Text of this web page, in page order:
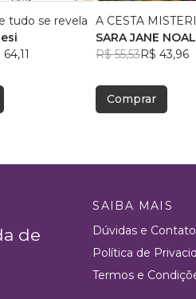
tudo se revela
A CESTA
SARA JANE NOAL
R$ 55,53R$ 43,96
Comprar
de
SAIBA MAIS
Dúvidas e Contato
Política de
Termos e